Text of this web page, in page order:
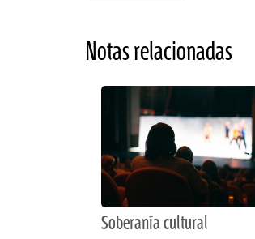
Notas relacionadas
Soberanía cultural